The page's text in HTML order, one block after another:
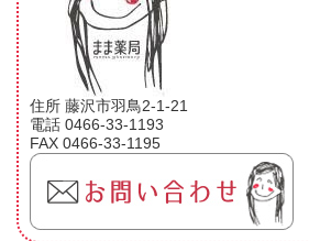
住所 藤沢市羽鳥2-1-21
電話 0466-33-1193
FAX 0466-33-1195